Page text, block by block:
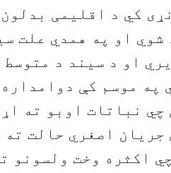
کي د اقلیمی
شوي او په همدي علت
او د سیند د
په موسم کې دوامداره
چي نباتات اوبو ته
اصغري حالت ته
اکثره وخت ولسونو